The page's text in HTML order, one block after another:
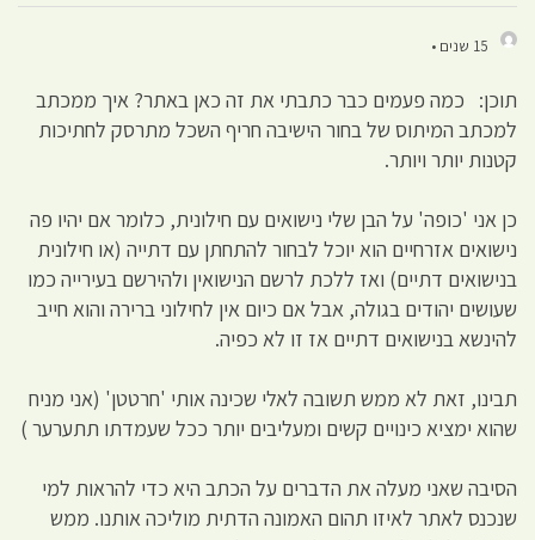
15 שנים •
תוכן: כמה פעמים כבר כתבתי את זה כאן באתר? איך ממכתב
למכתב המיתוס של בחור הישיבה חריף השכל מתרסק לחתיכות
קטנות יותר ויותר.
כן אני 'כופה' על הבן שלי נישואים עם חילונית, כלומר אם יהיו פה
נישואים אזרחיים הוא יוכל לבחור להתחתן עם דתייה (או חילונית
בנישואים דתיים) ואז ללכת לרשם הנישואין ולהירשם בעירייה כמו
שעושים יהודים בגולה, אבל אם כיום אין לחילוני ברירה והוא חייב
להינשא בנישואים דתיים אז זו לא כפיה.
תבינו, זאת לא ממש תשובה לאלי שכינה אותי 'חרטטן' (אני מניח
שהוא ימציא כינויים קשים ומעליבים יותר ככל שעמדתו תתערער )
הסיבה שאני מעלה את הדברים על הכתב היא כדי להראות למי
שנכנס לאתר לאיזו תהום האמונה הדתית מוליכה אותנו. ממש